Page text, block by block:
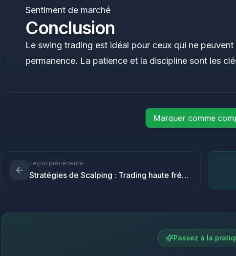
Sentiment de marché
Conclusion
Le swing trading est idéal pour ceux qui ne
permanence. La patience et la discipline sont les
Marquer comme
Leçon précédente
Stratégies de Scalping : Trading haute fréquence manuel
Passez à la